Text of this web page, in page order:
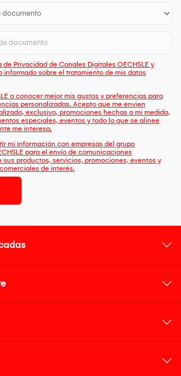
de Privacidad de Canales Digitales OECHSLE y
informado sobre el tratamiento de mis datos
a conocer mejor mis gustos y preferencias para
personalizadas. Acepto que me envien
exclusivo, promociones hechas a mi medida,
especiales, eventos y todo lo que se alinee
me interesa.
mi información con empresas del grupo
para el envío de comunicaciones
sus productos, servicios, promociones, eventos y
de interés.